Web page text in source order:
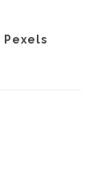
Pexels